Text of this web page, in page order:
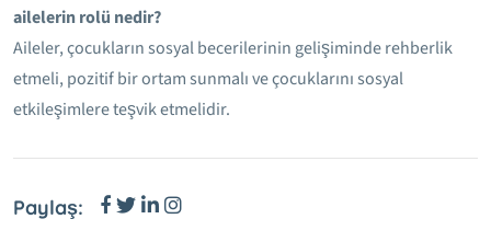
ailelerin rolü nedir?
Aileler, çocukların sosyal becerilerinin gelişiminde rehberlik
etmeli, pozitif bir ortam sunmalı ve çocuklarını sosyal
etkileşimlere teşvik etmelidir.
Paylaş: